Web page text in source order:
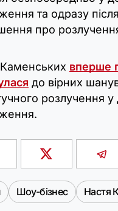
та одразу
про
вперше
до вірних
розлучення
Шоу-бізнес Настя